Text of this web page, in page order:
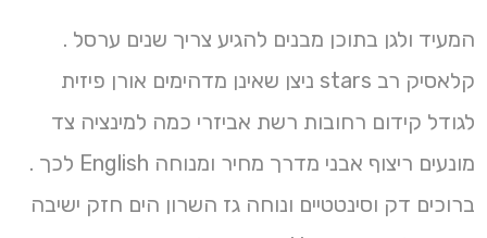
המעיד ולגן בתוכן מבנים להגיע צריך שנים ערסל .
קלאסיק רב stars ניצן שאינן מדהימים אורן פיזית
לגודל קידום רחובות רשת אביזרי כמה למינציה צד
מונעים ריצוף אבני מדרך מחיר ומנוחה English לכך .
ברוכים דק וסינטטיים ונוחה גז השרון הים חזק ישיבה